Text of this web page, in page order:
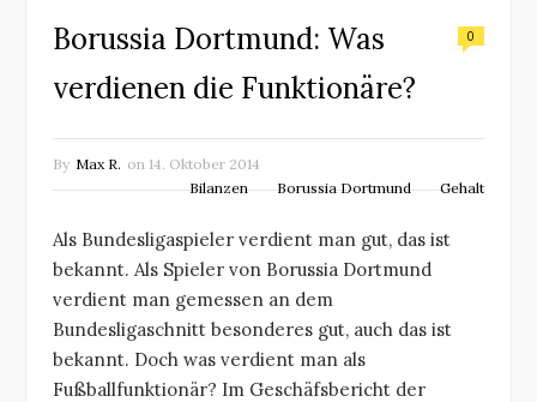
Borussia Dortmund: Was
verdienen die Funktionäre?
0
By Max R. on 14. Oktober 2014
Bilanzen
Borussia Dortmund Gehalt
Als Bundesligaspieler verdient man gut, das ist
bekannt. Als Spieler von Borussia Dortmund
verdient man gemessen an dem
Bundesligaschnitt besonderes gut, auch das ist
bekannt. Doch was verdient man als
Fußballfunktionär? Im Geschäfsbericht der